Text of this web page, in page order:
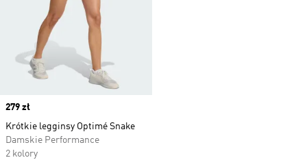
Price
279 zł
Krótkie legginsy Optimé Snake
Damskie Performance
2 kolory